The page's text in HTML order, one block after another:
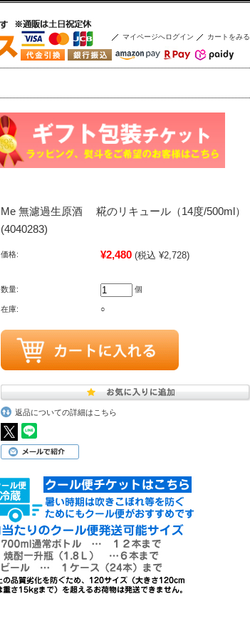
マイページへログイン カートをみる
Me 無濾過生原酒 糀のリキュール（14度/500ml）
(4040283)
価格: ¥2,480 (税込 ¥2,728)
数量: 個
在庫: ○
返品についての詳細はこちら